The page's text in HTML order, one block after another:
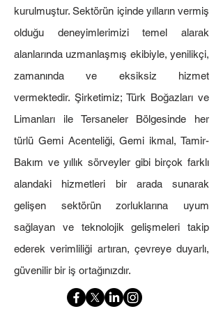
kurulmuştur. Sektörün içinde yılların vermiş
olduğu deneyimlerimizi temel alarak
alanlarında uzmanlaşmış ekibiyle, yenilikçi,
zamanında ve eksiksiz hizmet
vermektedir. Şirketimiz; Türk Boğazları ve
Limanları ile Tersaneler Bölgesinde her
türlü Gemi Acenteliği, Gemi ikmal, Tamir-
Bakım ve yıllık sörveyler gibi birçok farklı
alandaki hizmetleri bir arada sunarak
gelişen sektörün zorluklarına uyum
sağlayan ve teknolojik gelişmeleri takip
ederek verimliliği artıran, çevreye duyarlı,
güvenilir bir iş ortağınızdır.